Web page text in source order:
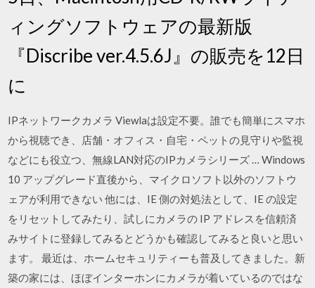
ィングソフトウェアの最新版
『Discribe ver.4.5.6J』の販売を12日
に
IPネットワークカメラ Viewlaは設定不要。誰でも簡単にスマホ
から視聴でき、店舗・オフィス・自宅・ペットの見守りや監視
などにも役立つ、無線LAN対応のIPカメラシリーズ … Windows
10 アップグレード直後から、マイクロソフト以外のソフトウ
ェアが利用できない 他には、IE 側の対処法として、IE の設定
をリセットしてみたり、試しにカメラの IP アドレスを信頼済
みサイトに登録してみるとどうかも確認してみると良いと思い
ます。 最近は、ホームセキュリティーも普及してきました。新
築の家には、ほぼインターホンにカメラが着いているのではな